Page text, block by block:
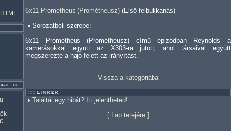
HTML
6x11 Prometheus (Prométheusz) (Első felbukkanás)
Sorozatbeli szerepe:
6x11 Prometheus (Prométheusz) című epizódban Reynolds a
kamerásokkal együtt az X303-ra jutott, ahol társaival együtt
megszerezte a hajó felett az irányítást.
Vissza a kategóriába
Találtál egy hibát? Itt jelentheted!
[ Lap tetejére]